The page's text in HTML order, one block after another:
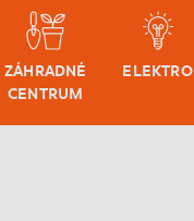
ZÁHRADNÉ
CENTRUM
ELEKTRO